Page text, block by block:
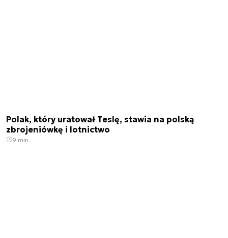
Polak, który uratował Teslę, stawia na polską
zbrojeniówkę i lotnictwo
9 min.